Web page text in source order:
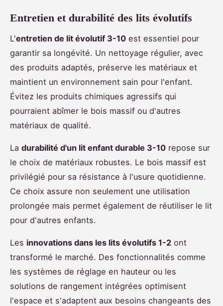
Entretien et durabilité des lits évolutifs
L'entretien de lit évolutif 3-10 est essentiel pour
garantir sa longévité. Un nettoyage régulier, avec
des produits adaptés, préserve les matériaux et
maintient un environnement sain pour l'enfant.
Évitez les produits chimiques agressifs qui
pourraient abîmer le bois massif ou d'autres
matériaux de qualité.
La durabilité d'un lit enfant durable 3-10 repose sur
le choix de matériaux robustes. Le bois massif est
privilégié pour sa résistance à l'usure quotidienne.
Ce choix assure non seulement une utilisation
prolongée mais permet également de réutiliser le lit
pour d'autres enfants.
Les innovations dans les lits évolutifs 1-2 ont
transformé le marché. Des fonctionnalités comme
les systèmes de réglage en hauteur ou les
solutions de rangement intégrées optimisent
l'espace et s'adaptent aux besoins changeants des